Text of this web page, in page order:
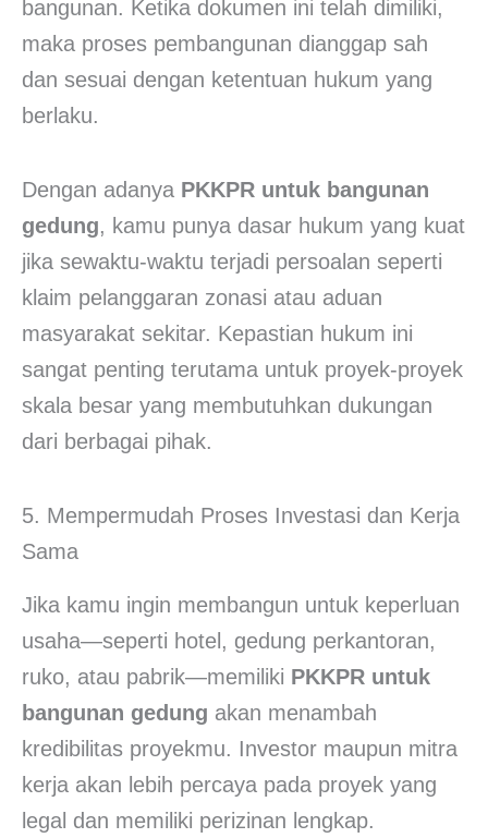
bangunan. Ketika dokumen ini telah dimiliki,
maka proses pembangunan dianggap sah
dan sesuai dengan ketentuan hukum yang
berlaku.
Dengan adanya PKKPR untuk bangunan
gedung, kamu punya dasar hukum yang kuat
jika sewaktu-waktu terjadi persoalan seperti
klaim pelanggaran zonasi atau aduan
masyarakat sekitar. Kepastian hukum ini
sangat penting terutama untuk proyek-proyek
skala besar yang membutuhkan dukungan
dari berbagai pihak.
5. Mempermudah Proses Investasi dan Kerja
Sama
Jika kamu ingin membangun untuk keperluan
usaha—seperti hotel, gedung perkantoran,
ruko, atau pabrik—memiliki PKKPR untuk
bangunan gedung akan menambah
kredibilitas proyekmu. Investor maupun mitra
kerja akan lebih percaya pada proyek yang
legal dan memiliki perizinan lengkap.